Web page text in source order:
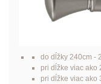
do dĺžky 240cm -
pri dĺžke viac ako
pri dĺžke viac ako